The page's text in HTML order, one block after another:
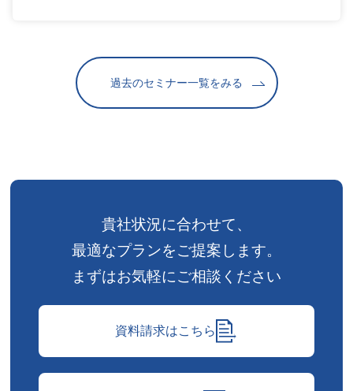
過去のセミナー一覧をみる
貴社状況に合わせて、
最適なプランをご提案します。
まずはお気軽にご相談ください
資料請求はこちら